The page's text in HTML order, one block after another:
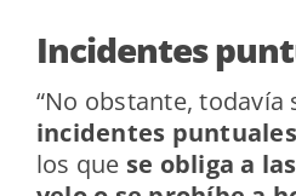
Incidentes
“No obstante, todavía
incidentes puntuales
los que se obliga a